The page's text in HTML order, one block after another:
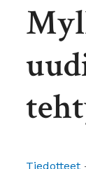
Tiedotteet